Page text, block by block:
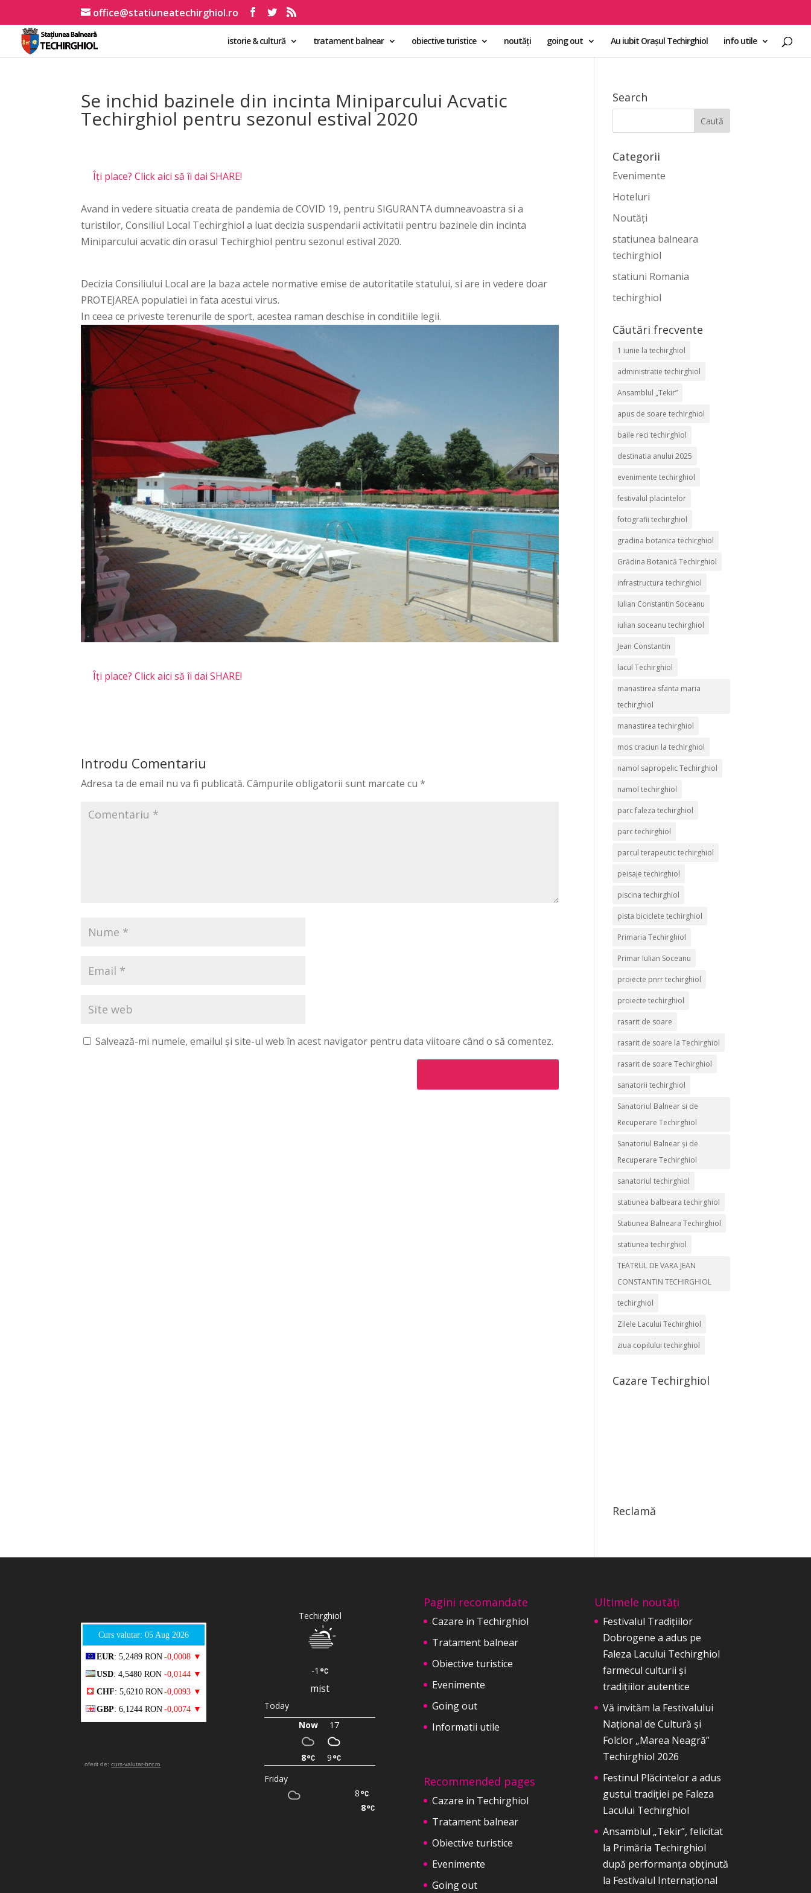
office@statiuneatechirghiol.ro
istorie & cultură tratament balnear obiective turistice noutăți going out Au iubit Orașul Techirghiol info utile
Se inchid bazinele din incinta Miniparcului Acvatic
Techirghiol pentru sezonul estival 2020
Îți place? Click aici să îi dai SHARE!
Avand in vedere situatia creata de pandemia de COVID 19, pentru SIGURANTA dumneavoastra si a
turistilor, Consiliul Local Techirghiol a luat decizia suspendarii activitatii pentru bazinele din incinta
Miniparcului acvatic din orasul Techirghiol pentru sezonul estival 2020.
Decizia Consiliului Local are la baza actele normative emise de autoritatile statului, si are in vedere doar
PROTEJAREA populatiei in fata acestui virus.
In ceea ce priveste terenurile de sport, acestea raman deschise in conditiile legii.
Îți place? Click aici să îi dai SHARE!
Introdu Comentariu
Adresa ta de email nu va fi publicată. Câmpurile obligatorii sunt marcate cu*
Salvează-mi numele, emailul și site-ul web în acest navigator pentru data viitoare când o să comentez.
Search
Categorii
Evenimente
Hoteluri
Noutăți
statiunea balneara
techirghiol
statiuni Romania
techirghiol
Căutări frecvente
1 iunie la techirghiol
administratie techirghiol
Ansamblul „Tekir”
apus de soare techirghiol
baile reci techirghiol
destinatia anului 2025
evenimente techirghiol
festivalul placintelor
fotografii techirghiol
gradina botanica techirghiol
Grădina Botanică Techirghiol
infrastructura techirghiol
Iulian Constantin Soceanu
iulian soceanu techirghiol
Jean Constantin
lacul Techirghiol
manastirea sfanta maria
techirghiol
manastirea techirghiol
mos craciun la techirghiol
namol sapropelic Techirghiol
namol techirghiol
parc faleza techirghiol
parc techirghiol
parcul terapeutic techirghiol
peisaje techirghiol
piscina techirghiol
pista biciclete techirghiol
Primaria Techirghiol
Primar Iulian Soceanu
proiecte pnrr techirghiol
proiecte techirghiol
rasarit de soare
rasarit de soare la Techirghiol
rasarit de soare Techirghiol
sanatorii techirghiol
Sanatoriul Balnear si de
Recuperare Techirghiol
Sanatoriul Balnear și de
Recuperare Techirghiol
sanatoriul techirghiol
statiunea balbeara techirghiol
Statiunea Balneara Techirghiol
statiunea techirghiol
TEATRUL DE VARA JEAN
CONSTANTIN TECHIRGHIOL
techirghiol
Zilele Lacului Techirghiol
ziua copilului techirghiol
Cazare Techirghiol
Reclamă
Curs valutar: 05 Aug 2026
EUR: 5,2489 RON -0,0008 ▼
USD: 4,5480 RON -0,0144 ▼
CHF: 5,6210 RON-0,0093 ▼
GBP: 6,1244 RON -0,0074 ▼
oferit de:curs-valutar-bnr.ro
Techirghiol
-1
mist
Today
Now
8
17
9
Friday
8
8
Pagini recomandate
Cazare in Techirghiol
Tratament balnear
Obiective turistice
Evenimente
Going out
Informatii utile
Recommended pages
Cazare in Techirghiol
Tratament balnear
Obiective turistice
Evenimente
Going out
Ultimele noutăți
Festivalul Tradițiilor
Dobrogene a adus pe
Faleza Lacului Techirghiol
farmecul culturii și
tradițiilor autentice
Vă invităm la Festivalului
Național de Cultură și
Folclor „Marea Neagră”
Techirghiol 2026
Festinul Plăcintelor a adus
gustul tradiției pe Faleza
Lacului Techirghiol
Ansamblul „Tekir”, felicitat
la Primăria Techirghiol
după performanța obținută
la Festivalul Internațional